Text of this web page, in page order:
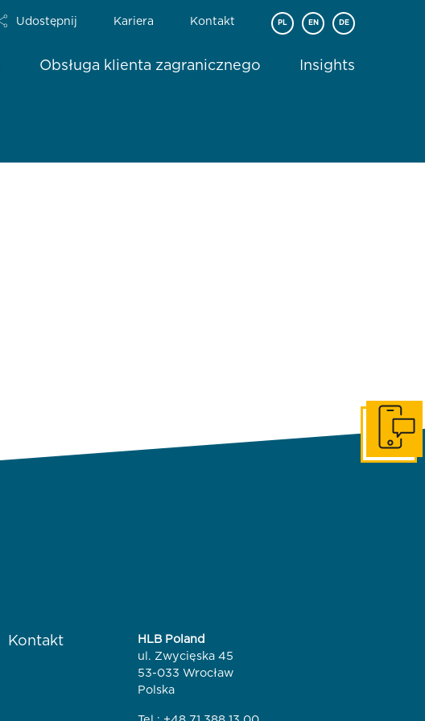
Udostępnij Kariera Kontakt PL EN DE
Obsługa klienta zagranicznego Insights
Kontakt
HLB Poland
ul. Zwycięska 45
53-033 Wrocław
Polska